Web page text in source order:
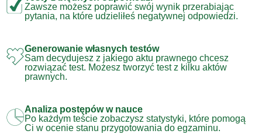
Zawsze możesz poprawić swój wynik przerabiając
pytania, na które udzieliłeś negatywnej odpowiedzi.
Generowanie własnych testów
Sam decydujesz z jakiego aktu prawnego chcesz
rozwiązać test. Możesz tworzyć test z kilku aktów
prawnych.
Analiza postępów w nauce
Po każdym teście zobaczysz statystyki, które pomogą
Ci w ocenie stanu przygotowania do egzaminu.